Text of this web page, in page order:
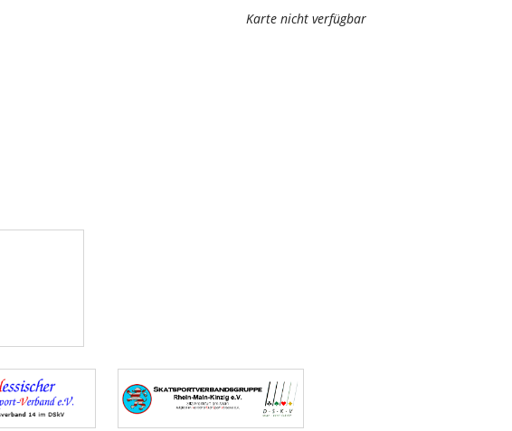
Karte nicht verfügbar